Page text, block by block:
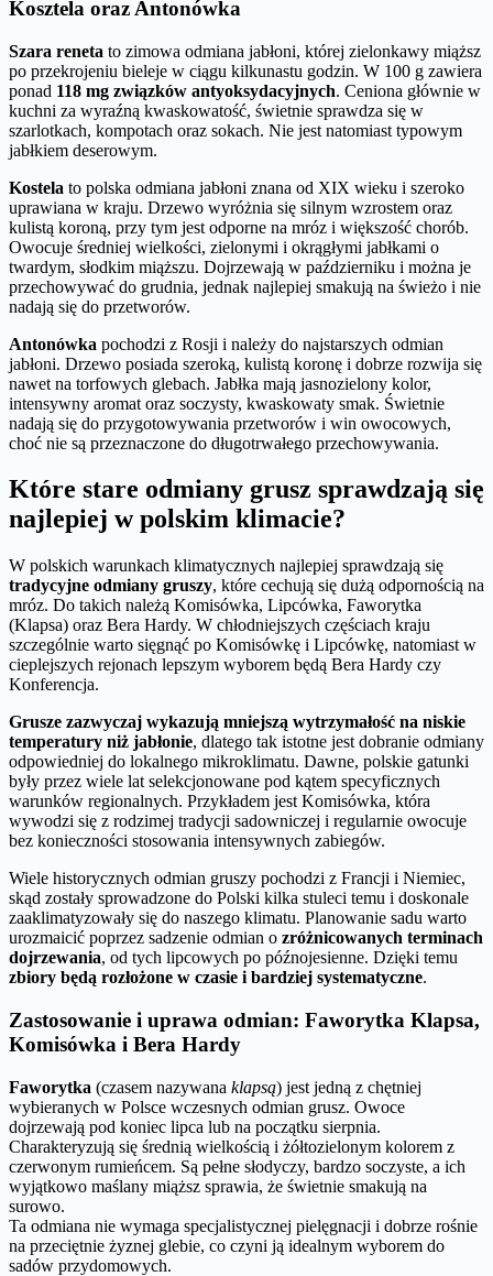
Kosztela oraz Antonówka
Szara reneta to zimowa odmiana jabłoni, której zielonkawy miąższ
po przekrojeniu bieleje w ciągu kilkunastu godzin. W 100 g zawiera
ponad 118 mg związków antyoksydacyjnych. Ceniona głównie w
kuchni za wyraźną kwaskowatość, świetnie sprawdza się w
szarlotkach, kompotach oraz sokach. Nie jest natomiast typowym
jabłkiem deserowym.
Kostela to polska odmiana jabłoni znana od XIX wieku i szeroko
uprawiana w kraju. Drzewo wyróżnia się silnym wzrostem oraz
kulistą koroną, przy tym jest odporne na mróz i większość chorób.
Owocuje średniej wielkości, zielonymi i okrągłymi jabłkami o
twardym, słodkim miąższu. Dojrzewają w październiku i można je
przechowywać do grudnia, jednak najlepiej smakują na świeżo i nie
nadają się do przetworów.
Antonówka pochodzi z Rosji i należy do najstarszych odmian
jabłoni. Drzewo posiada szeroką, kulistą koronę i dobrze rozwija się
nawet na torfowych glebach. Jabłka mają jasnozielony kolor,
intensywny aromat oraz soczysty, kwaskowaty smak. Świetnie
nadają się do przygotowywania przetworów i win owocowych,
choć nie są przeznaczone do długotrwałego przechowywania.
Które stare odmiany grusz sprawdzają się
najlepiej w polskim klimacie?
W polskich warunkach klimatycznych najlepiej sprawdzają się
tradycyjne odmiany gruszy, które cechują się dużą odpornością na
mróz. Do takich należą Komisówka, Lipcówka, Faworytka
(Klapsa) oraz Bera Hardy. W chłodniejszych częściach kraju
szczególnie warto sięgnąć po Komisówkę i Lipcówkę, natomiast w
cieplejszych rejonach lepszym wyborem będą Bera Hardy czy
Konferencja.
Grusze zazwyczaj wykazują mniejszą wytrzymałość na niskie
temperatury niż jabłonie, dlatego tak istotne jest dobranie odmiany
odpowiedniej do lokalnego mikroklimatu. Dawne, polskie gatunki
były przez wiele lat selekcjonowane pod kątem specyficznych
warunków regionalnych. Przykładem jest Komisówka, która
wywodzi się z rodzimej tradycji sadowniczej i regularnie owocuje
bez konieczności stosowania intensywnych zabiegów.
Wiele historycznych odmian gruszy pochodzi z Francji i Niemiec,
skąd zostały sprowadzone do Polski kilka stuleci temu i doskonale
zaaklimatyzowały się do naszego klimatu. Planowanie sadu warto
urozmaicić poprzez sadzenie odmian o zróżnicowanych terminach
dojrzewania, od tych lipcowych po późnojesienne. Dzięki temu
zbiory będą rozłożone w czasie i bardziej systematyczne.
Zastosowanie i uprawa odmian: Faworytka Klapsa,
Komisówka i Bera Hardy
Faworytka (czasem nazywana klapsą) jest jedną z chętniej
wybieranych w Polsce wczesnych odmian grusz. Owoce
dojrzewają pod koniec lipca lub na początku sierpnia.
Charakteryzują się średnią wielkością i żółtozielonym kolorem z
czerwonym rumieńcem. Są pełne słodyczy, bardzo soczyste, a ich
wyjątkowo maślany miąższ sprawia, że świetnie smakują na
surowo.
Ta odmiana nie wymaga specjalistycznej pielęgnacji i dobrze rośnie
na przeciętnie żyznej glebie, co czyni ją idealnym wyborem do
sadów przydomowych.